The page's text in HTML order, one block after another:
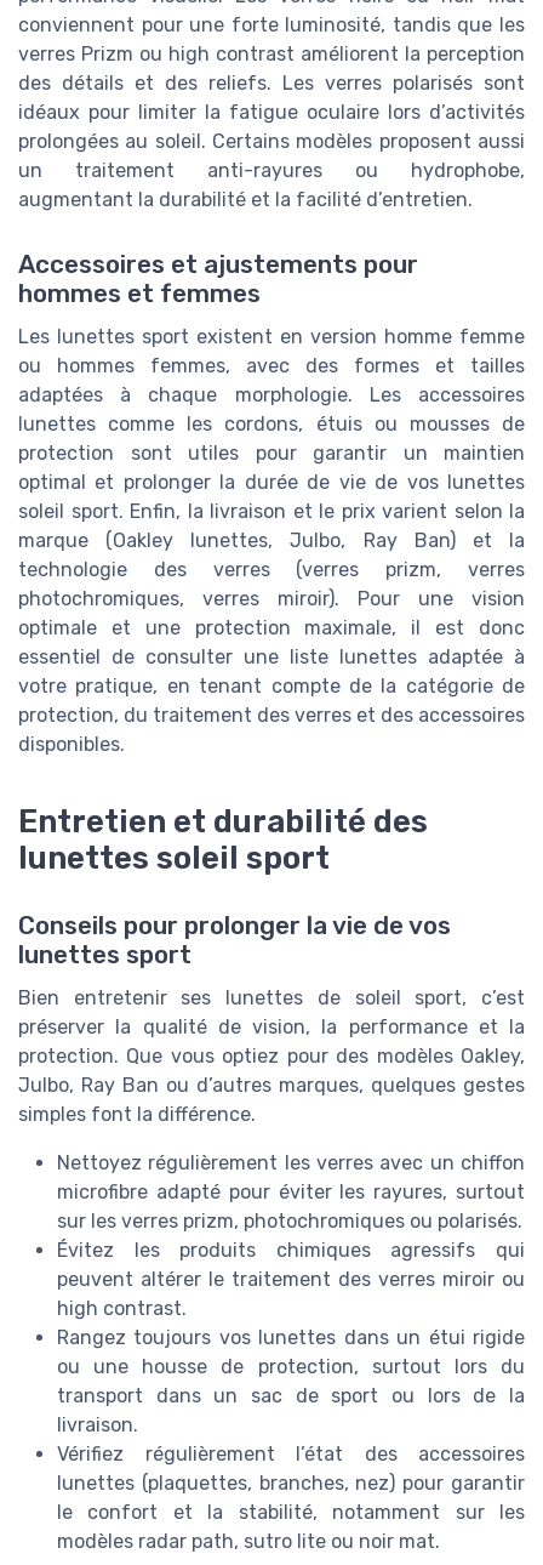
conviennent pour une forte luminosité, tandis que les
verres Prizm ou high contrast améliorent la perception
des détails et des reliefs. Les verres polarisés sont
idéaux pour limiter la fatigue oculaire lors d’activités
prolongées au soleil. Certains modèles proposent aussi
un traitement anti-rayures ou hydrophobe,
augmentant la durabilité et la facilité d’entretien.
Accessoires et ajustements pour
hommes et femmes
Les lunettes sport existent en version homme femme
ou hommes femmes, avec des formes et tailles
adaptées à chaque morphologie. Les accessoires
lunettes comme les cordons, étuis ou mousses de
protection sont utiles pour garantir un maintien
optimal et prolonger la durée de vie de vos lunettes
soleil sport. Enfin, la livraison et le prix varient selon la
marque (Oakley lunettes, Julbo, Ray Ban) et la
technologie des verres (verres prizm, verres
photochromiques, verres miroir). Pour une vision
optimale et une protection maximale, il est donc
essentiel de consulter une liste lunettes adaptée à
votre pratique, en tenant compte de la catégorie de
protection, du traitement des verres et des accessoires
disponibles.
Entretien et durabilité des
lunettes soleil sport
Conseils pour prolonger la vie de vos
lunettes sport
Bien entretenir ses lunettes de soleil sport, c’est
préserver la qualité de vision, la performance et la
protection. Que vous optiez pour des modèles Oakley,
Julbo, Ray Ban ou d’autres marques, quelques gestes
simples font la différence.
Nettoyez régulièrement les verres avec un chiffon
microfibre adapté pour éviter les rayures, surtout
sur les verres prizm, photochromiques ou polarisés.
Évitez les produits chimiques agressifs qui
peuvent altérer le traitement des verres miroir ou
high contrast.
Rangez toujours vos lunettes dans un étui rigide
ou une housse de protection, surtout lors du
transport dans un sac de sport ou lors de la
livraison.
Vérifiez régulièrement l’état des accessoires
lunettes (plaquettes, branches, nez) pour garantir
le confort et la stabilité, notamment sur les
modèles radar path, sutro lite ou noir mat.